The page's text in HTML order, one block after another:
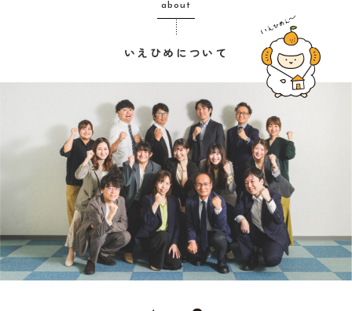
about
いえひめについて